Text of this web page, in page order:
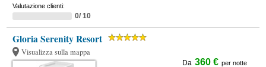
Valutazione clienti:
0/ 10
Gloria Serenity Resort
Visualizza sulla mappa
Da 360 € per notte